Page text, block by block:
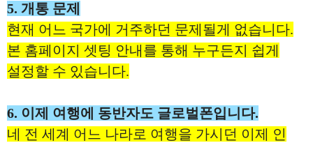
5. 개통 문제
현재 어느 국가에 거주하던 문제될게 없습니다.
본 홈페이지 셋팅 안내를 통해 누구든지 쉽게
설정할 수 있습니다.
6. 이제 여행에 동반자도 글로벌폰입니다.
네 전 세계 어느 나라로 여행을 가시던 이제 인